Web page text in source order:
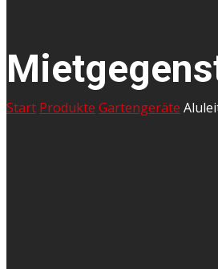
Start Produkte Gartengeräte